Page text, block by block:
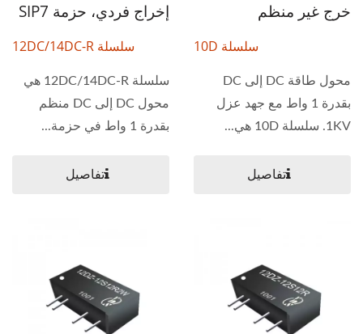
خرج غير منظم
سلسلة 10D
محول طاقة DC إلى DC
بقدرة 1 واط مع جهد عزل
1KV. سلسلة 10D هي...
تفاصيل
إخراج فردي، حزمة SIP7
سلسلة 12DC/14DC-R
سلسلة 12DC/14DC-R هي
محول DC إلى DC منظم
بقدرة 1 واط في حزمة...
تفاصيل